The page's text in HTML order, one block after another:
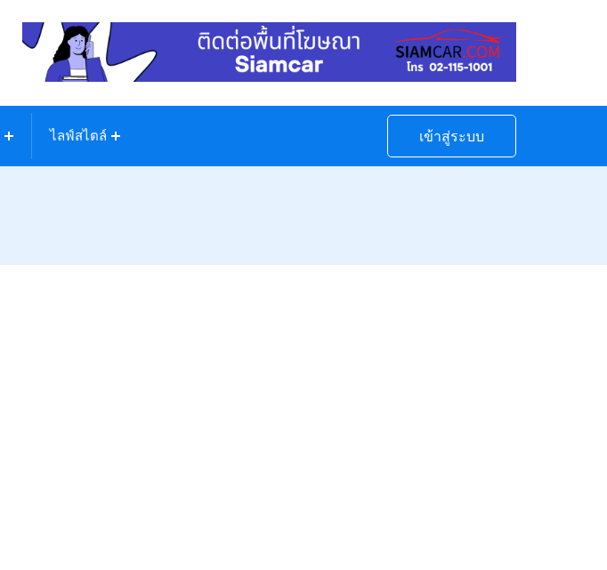
ไลฟ์สไตล์ เข้าสู่ระบบ